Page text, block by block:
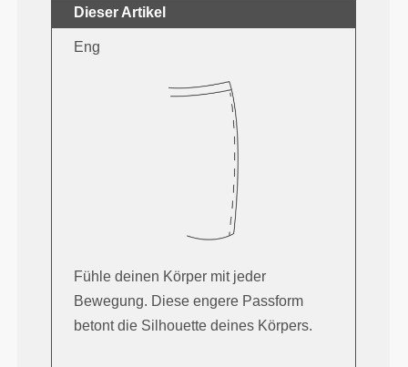
Dieser Artikel
Eng
Fühle deinen Körper mit jeder
Bewegung. Diese engere Passform
betont die Silhouette deines Körpers.